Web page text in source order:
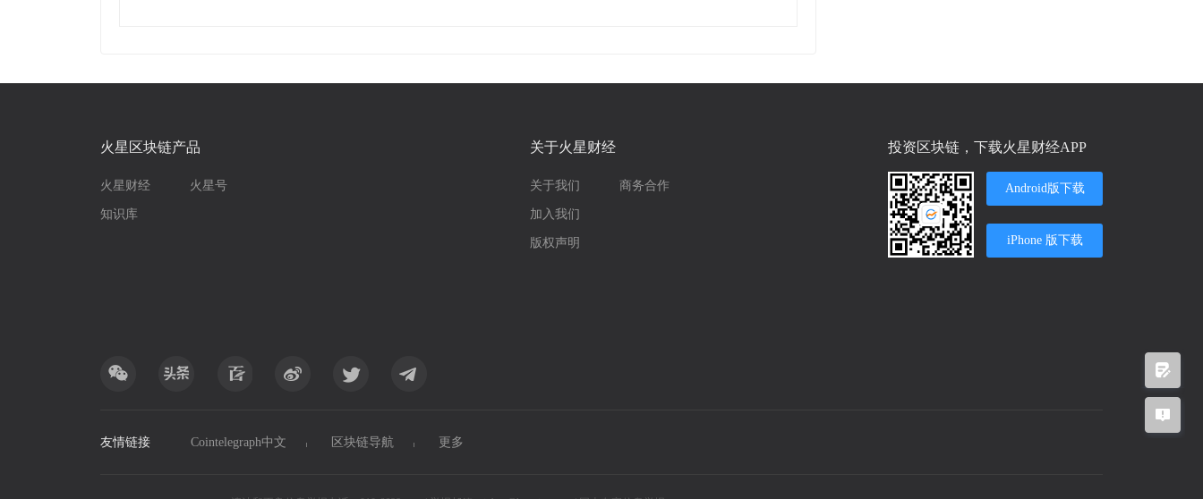
火星区块链产品
火星财经 火星号
知识库
关于火星财经
关于我们
加入我们
版权声明
商务合作
投资区块链，下载火星财经APP
Android版下载
iPhone 版下载
友情链接 Cointelegraph中文 区块链导航 更多